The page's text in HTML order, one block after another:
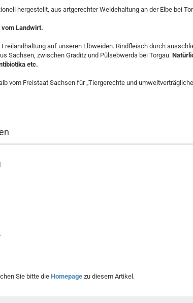
hergestellt, aus artgerechter Weidehaltung an der Elbe bei
Landwirt.
auf unseren Elbweiden. Rindfleisch durch
Sachsen, zwischen Graditz und Pülsebwerda bei Torgau.
etc.
vom Freistaat Sachsen für „Tiergerechte und
Sie bitte die Homepage zu diesem Artikel.